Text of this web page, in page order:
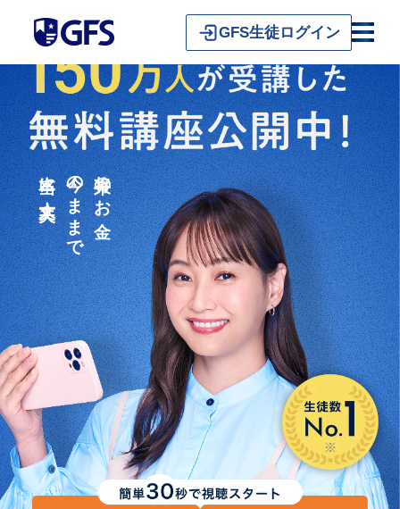
GFS生徒ログイン
将来のお金
今のままで
本当に大丈夫？